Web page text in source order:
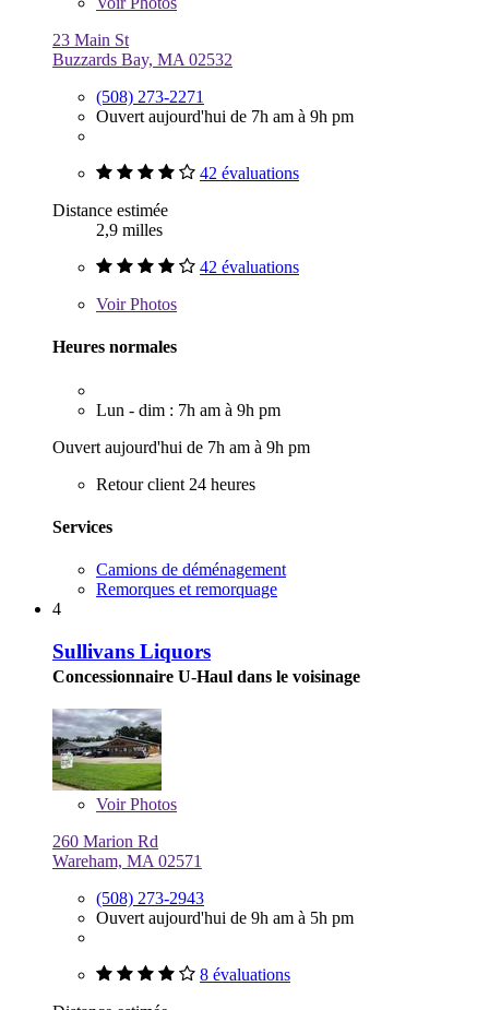
23 Main St
Buzzards Bay, MA 02532
(508) 273-2271
Ouvert aujourd'hui de 7h am à 9h pm
42 évaluations
Distance estimée
2,9 milles
42 évaluations
VoirPhotos
Heures normales
Lun - dim : 7h am à 9h pm
Ouvert aujourd'hui de 7h am à 9h pm
Retour client 24 heures
Services
Camions de déménagement
Remorques et remorquage
4
Sullivans Liquors
Concessionnaire U-Haul dans le voisinage
VoirPhotos
260 Marion Rd
Wareham, MA 02571
(508) 273-2943
Ouvert aujourd'hui de 9h am à 5h pm
8 évaluations